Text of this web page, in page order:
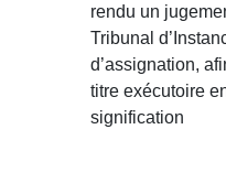
rendu un
Tribunal
d’assignation,
titre exécutoire
signification